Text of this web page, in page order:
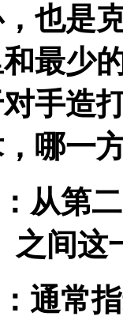
也是
最少
手造
哪一
从第
之间这
通常